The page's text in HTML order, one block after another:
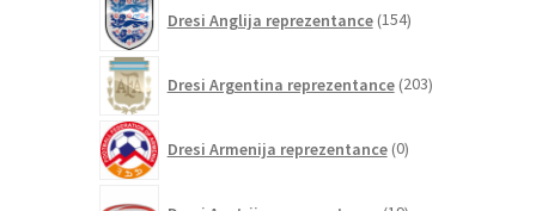
Dresi Anglija reprezentance 154izdelkov
Dresi Argentina reprezentance 203izdelki
Dresi Armenija reprezentance 0izdelkov